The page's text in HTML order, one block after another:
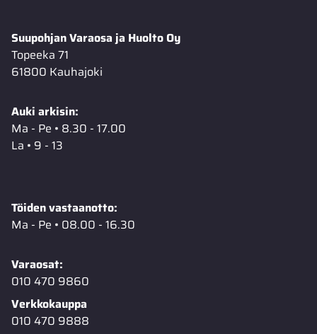
Suupohjan Varaosa ja Huolto Oy
Topeeka 71
61800 Kauhajoki
Auki arkisin:
Ma - Pe • 8.30 - 17.00
La • 9 - 13
Töiden vastaanotto:
Ma - Pe • 08.00 - 16.30
Varaosat:
010 470 9860
Verkkokauppa
010 470 9888